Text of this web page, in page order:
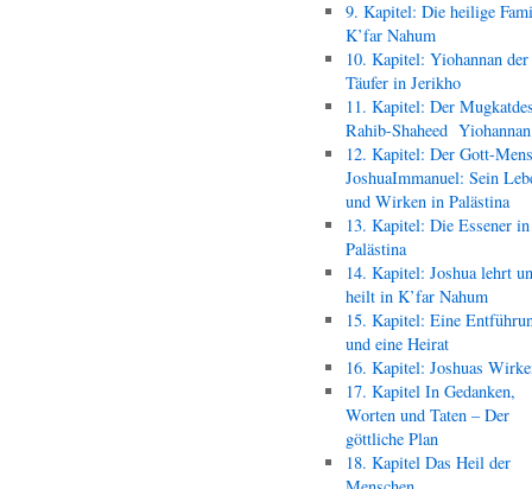
9. Kapitel: Die heilige
K’far Nahum
10. Kapitel: Yiohannan der
Täufer in Jerikho
11. Kapitel: Der
Rahib-Shaheed
12. Kapitel: Der Gott-
JoshuaImmanuel: Sein
und Wirken in Palästina
13. Kapitel: Die Essener in
Palästina
14. Kapitel: Joshua lehrt
heilt in K’far Nahum
15. Kapitel: Eine
und eine Heirat
16. Kapitel: Joshuas
17. Kapitel In Gedanken,
Worten und Taten – Der
göttliche Plan
18. Kapitel Das Heil der